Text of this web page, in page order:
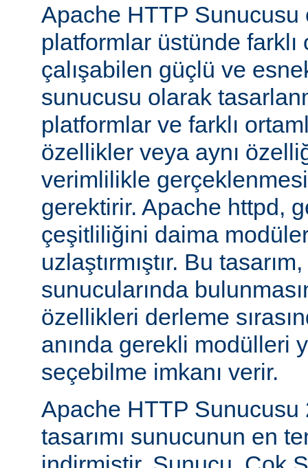
Apache HTTP Sunucusu
platformlar üstünde farklı
çalışabilen güçlü ve
sunucusu olarak
platformlar ve farklı
özellikler veya aynı
verimlilikle
gerektirir. Apache httpd,
çeşitliliğini daima
uzlaştırmıştır. Bu
sunucularında
özellikleri derleme
anında gerekli modülleri
seçebilme imkanı verir.
Apache HTTP Sunucusu
tasarımı sunucunun en